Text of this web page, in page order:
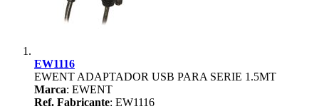
EW1116
EWENT ADAPTADOR USB PARA SERIE 1.5MT
Marca: EWENT
Ref. Fabricante: EW1116